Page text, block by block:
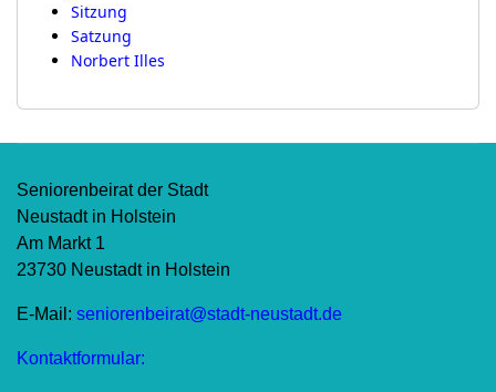
Sitzung
Satzung
Norbert Illes
Seniorenbeirat der Stadt
Neustadt in Holstein
Am Markt 1
23730 Neustadt in Holstein
E-Mail: seniorenbeirat@stadt-neustadt.de
Kontaktformular: